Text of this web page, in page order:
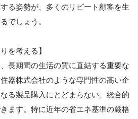
る姿勢が、多くのリピート顧客を生
でしょう。
を考える】
長期間の生活の質に直結する重要な
器株式会社のような専門性の高い企
る製品購入にとどまらない、総合的
ます。特に近年の省エネ基準の厳格